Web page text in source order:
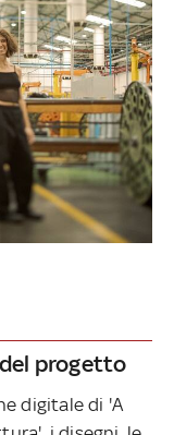
progetto
digitale di 'A